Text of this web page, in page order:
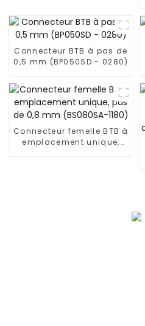
Connecteur BTB à pas de
0,5 mm (BP050SD - 0280)
Connecteur femelle BTB à
emplacement unique,